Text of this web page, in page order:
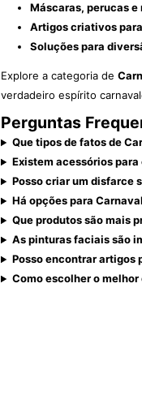
Máscaras, perucas
Artigos criativos
Soluções para
Explore a categoria de
verdadeiro espírito
Perguntas
Que tipos de fatos de
Existem acessórios
Posso criar um disfarce
Há opções para
Que produtos são mais
As pinturas faciais são
Posso encontrar artigos
Como escolher o